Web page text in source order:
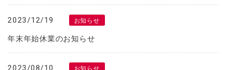
2023/12/19 お知らせ
年末年始休業のお知らせ
2023/08/10 お知らせ